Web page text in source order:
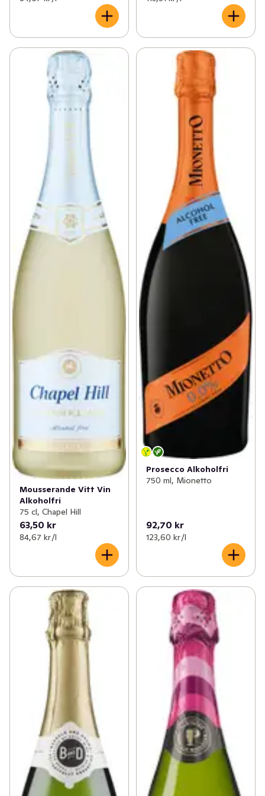
Mousserande Vitt Vin
Alkoholfri
75 cl, Chapel Hill
63,50 kr
84,67 kr /l
Prosecco Alkoholfri
750 ml, Mionetto
92,70 kr
123,60 kr /l